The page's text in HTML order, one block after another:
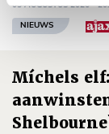
05 AUGUSTUS 2026 -
NIEUWS
Míchels